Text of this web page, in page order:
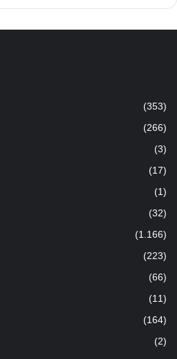
(353)
(266)
(3)
(17)
(1)
(32)
(1.166)
(223)
(66)
(11)
(164)
(2)